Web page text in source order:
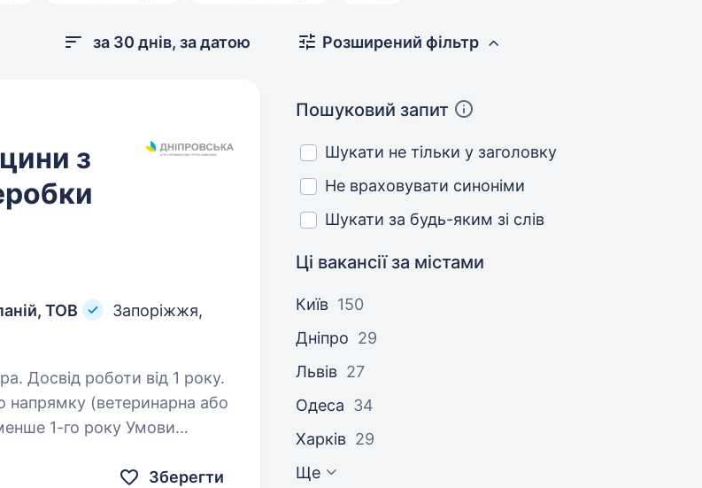
за 30 днів, за датою
з
ТОВ
Запоріжжя,
Досвід роботи від 1 року.
1-го року Умови
Зберегти
Розширений фільтр
Пошуковий запит
Шукати не тільки у заголовку
Не враховувати синоніми
Шукати за будь-яким зі слів
Ці вакансії за містами
Київ 150
Дніпро 29
Львів 27
Одеса 34
Харків 29
Ще